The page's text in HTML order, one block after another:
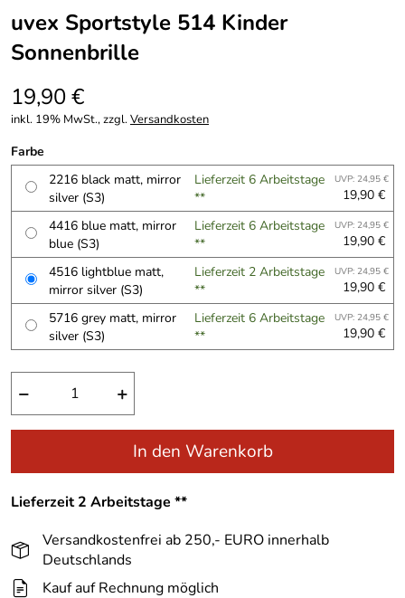
uvex Sportstyle 514 Kinder
Sonnenbrille
19,90 €
inkl. 19% MwSt., zzgl.Versandkosten
Farbe
2216 black matt, mirror
silver (S3)
Lieferzeit 6 Arbeitstage
**
UVP: 24,95 €
19,90 €
4416 blue matt, mirror
blue (S3)
Lieferzeit 6 Arbeitstage
**
UVP: 24,95 €
19,90 €
4516 lightblue matt,
mirror silver (S3)
Lieferzeit 2 Arbeitstage
**
UVP: 24,95 €
19,90 €
5716 grey matt, mirror
silver (S3)
Lieferzeit 6 Arbeitstage
**
UVP: 24,95 €
19,90 €
− +
In den Warenkorb
Lieferzeit 2 Arbeitstage **
Versandkostenfrei ab 250,- EURO innerhalb
Deutschlands
Kauf auf Rechnung möglich